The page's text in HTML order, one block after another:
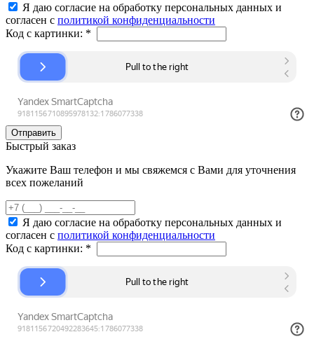
Я даю согласие на обработку персональных данных и
согласен с политикой конфиденциальности
Код с картинки: *
Быстрый заказ
Укажите Ваш телефон и мы свяжемся с Вами для уточнения
всех пожеланий
Я даю согласие на обработку персональных данных и
согласен с политикой конфиденциальности
Код с картинки: *